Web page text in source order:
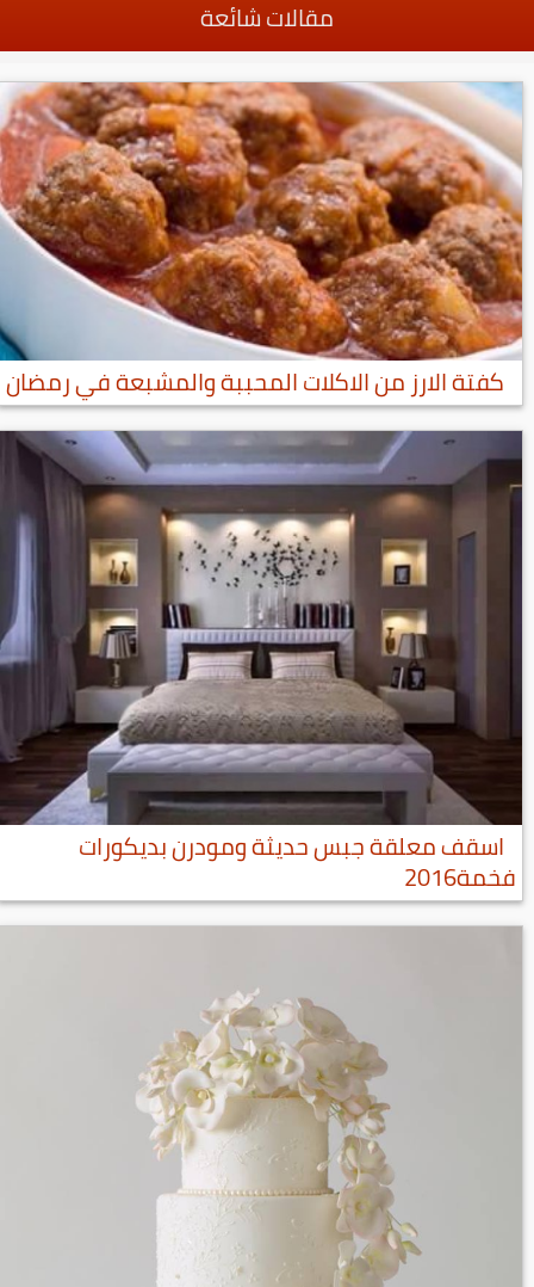
مقالات شائعة
كفتة الارز من الاكلات المحببة والمشبعة في رمضان
اسقف معلقة جبس حديثة ومودرن بديكورات
فخمة2016